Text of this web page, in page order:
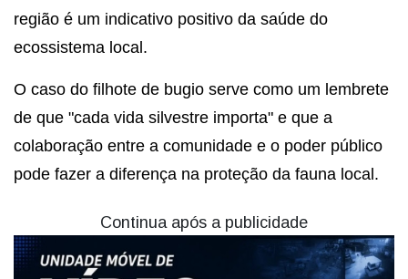
região é um indicativo positivo da saúde do
ecossistema local.
O caso do filhote de bugio serve como um lembrete
de que "cada vida silvestre importa" e que a
colaboração entre a comunidade e o poder público
pode fazer a diferença na proteção da fauna local.
Continua após a publicidade